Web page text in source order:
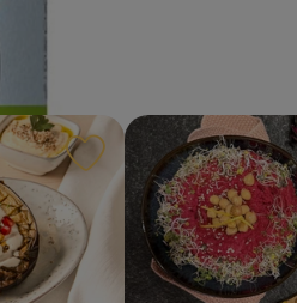
Rezept zu Favouriten